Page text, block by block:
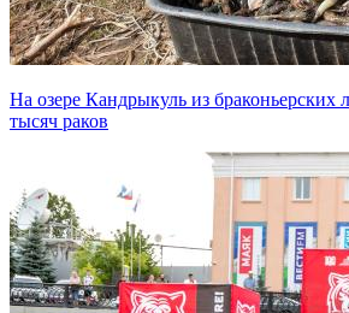
На озере Кандрыкуль из браконьерских
тысяч раков